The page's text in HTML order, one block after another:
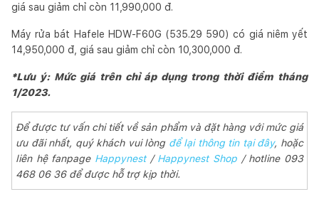
giá sau giảm chỉ còn 11,990,000 đ.
Máy rửa bát Hafele HDW-F60G (535.29 590) có giá niêm yết
14,950,000 đ, giá sau giảm chỉ còn 10,300,000 đ.
*Lưu ý: Mức giá trên chỉ áp dụng trong thời điểm tháng
1/2023.
Để được tư vấn chi tiết về sản phẩm và đặt hàng với mức giá
ưu đãi nhất, quý khách vui lòng để lại thông tin tại đây, hoặc
liên hệ fanpage Happynest/ Happynest Shop / hotline 093
468 06 36 để được hỗ trợ kịp thời.